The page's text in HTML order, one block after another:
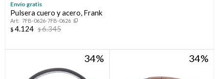
Envío gratis
Pulsera cuero y acero, Frank
7FB-0626-7FB-0626
$ 4.124 $6.345
34 34